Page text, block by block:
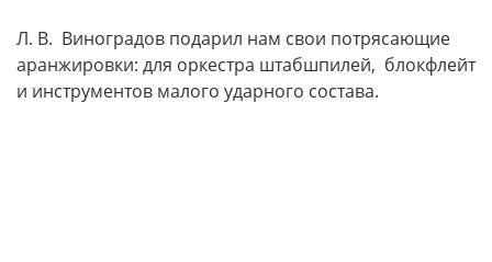
Л. В. Виноградов подарил нам свои потрясающие
аранжировки: для оркестра штабшпилей, блокфлейт
и инструментов малого ударного состава.